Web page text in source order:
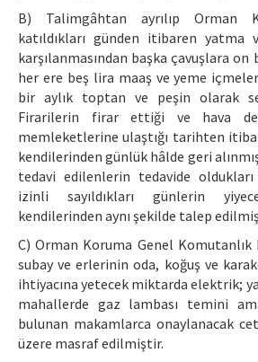
B) Talimgâhtan ayrılıp Orman
katıldıkları günden itibaren yatma
karşılanmasından başka çavuşlara on
her ere beş lira maaş ve yeme
bir aylık toptan ve peşin olarak
Firarilerin firar ettiği ve hava
memleketlerine ulaştığı tarihten
kendilerinden günlük hâlde geri
tedavi edilenlerin tedavide
izinli sayıldıkları günlerin
kendilerinden aynı şekilde talep
C) Orman Koruma Genel Komutanlık
subay ve erlerinin oda, koğuş ve
ihtiyacına yetecek miktarda elektrik;
mahallerde gaz lambası temini
bulunan makamlarca onaylanacak
üzere masraf edilmiştir.